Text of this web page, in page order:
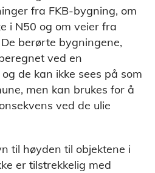
fra FKB-bygning, om
i N50 og om veier fra
berørte bygningene,
ved en
de kan ikke sees på som
men kan brukes for å
ved de ulie
til høyden til objektene i
er tilstrekkelig med